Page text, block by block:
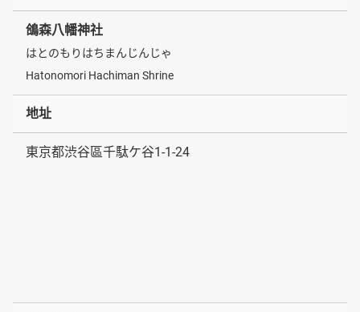
鴿森八幡神社
はとのもりはちまんじんじゃ
Hatonomori Hachiman Shrine
地址
東京都渋谷區千駄ケ谷1-1-24